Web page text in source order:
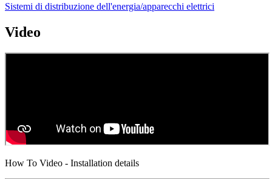
Sistemi di distribuzione dell'energia/apparecchi elettrici
Video
How To Video - Installation details